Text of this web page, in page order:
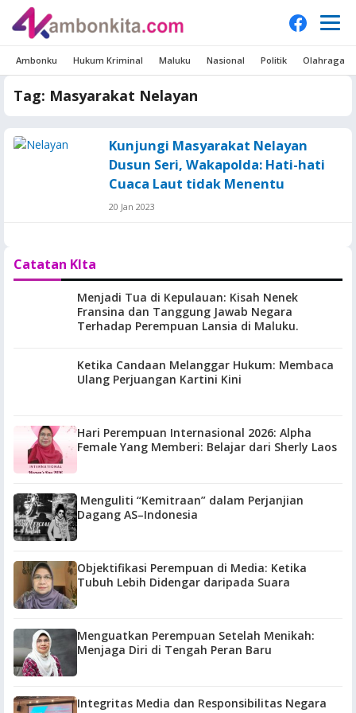
Ambonku Hukum Kriminal Maluku Nasional Politik Olahraga
Tag: Masyarakat Nelayan
Kunjungi Masyarakat Nelayan
Dusun Seri, Wakapolda: Hati-hati
Cuaca Laut tidak Menentu
20 Jan 2023
Catatan KIta
Menjadi Tua di Kepulauan: Kisah Nenek
Fransina dan Tanggung Jawab Negara
Terhadap Perempuan Lansia di Maluku.
Ketika Candaan Melanggar Hukum: Membaca
Ulang Perjuangan Kartini Kini
Hari Perempuan Internasional 2026: Alpha
Female Yang Memberi: Belajar dari Sherly Laos
Menguliti “Kemitraan” dalam Perjanjian
Dagang AS–Indonesia
Objektifikasi Perempuan di Media: Ketika
Tubuh Lebih Didengar daripada Suara
Menguatkan Perempuan Setelah Menikah:
Menjaga Diri di Tengah Peran Baru
Integritas Media dan Responsibilitas Negara